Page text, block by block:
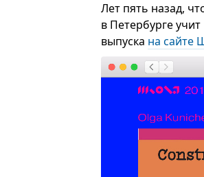
Лет пять назад,
в Петербурге
выпуска на сайте